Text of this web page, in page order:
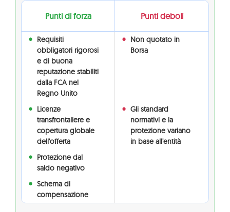
Punti di forza Punti deboli
Requisiti
obbligatori rigorosi
e di buona
reputazione stabiliti
dalla FCA nel
Regno Unito
Non quotato in
Borsa
Licenze
transfrontaliere e
copertura globale
dell'offerta
Gli standard
normativi e la
protezione variano
in base all'entità
Protezione dal
saldo negativo
Schema di
compensazione